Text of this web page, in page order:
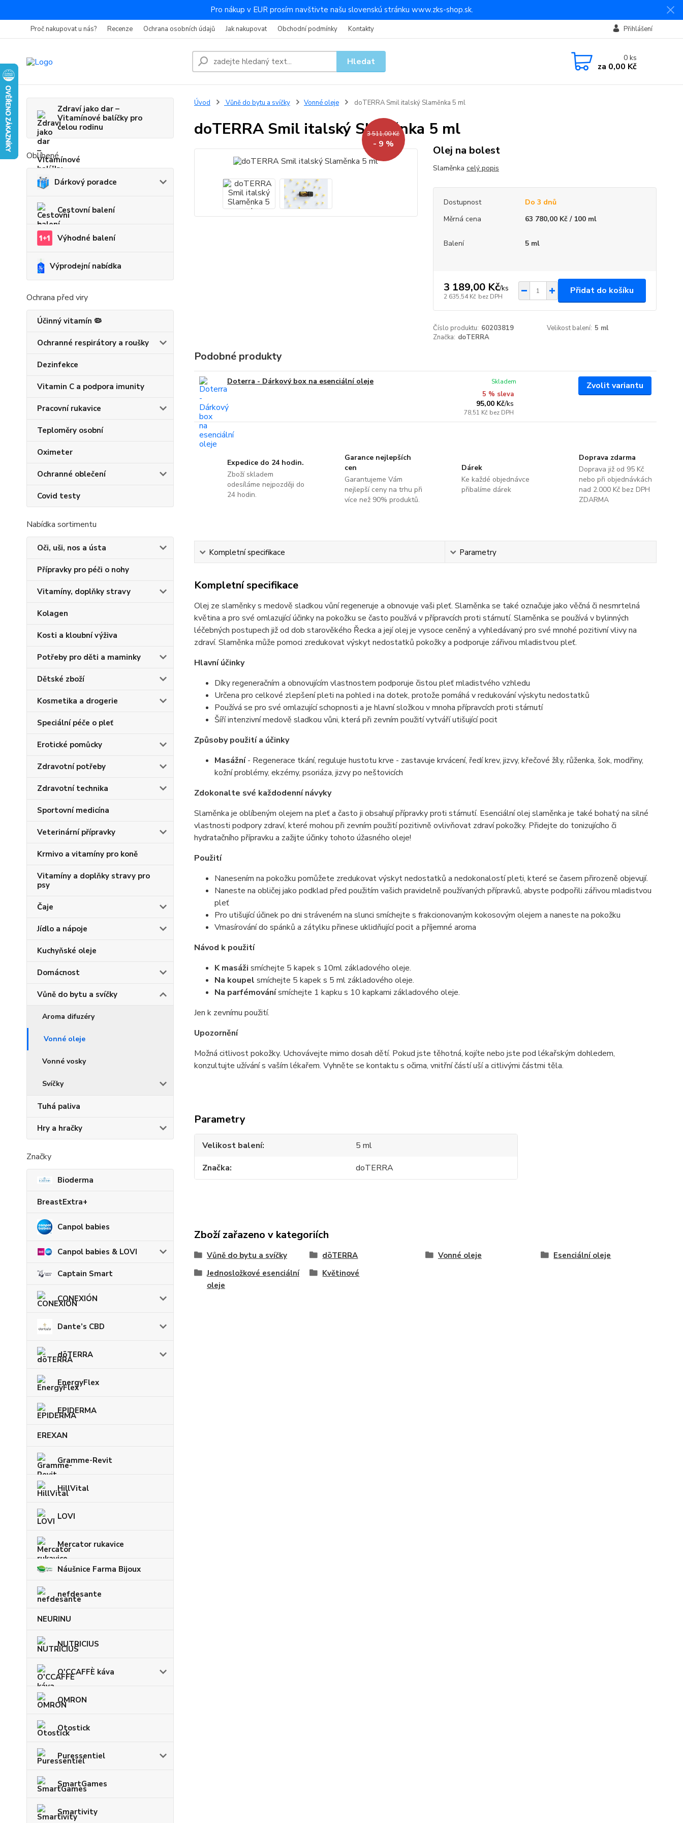
Pro nákup v EUR prosím navštivte našu slovenskú stránku www.zks-shop.sk.
Proč nakupovat u nás? Recenze Ochrana osobních údajů Jak nakupovat Obchodní podmínky Kontakty Přihlášení
Hledat 0ks
za 0,00 Kč
Zdraví jako dar –
Vitamínové balíčky pro
celou rodinu
Oblíbené
Dárkový poradce
Cestovní balení
Výhodné balení
Výprodejní nabídka
Ochrana před viry
Účinný vitamín 🦠
Ochranné respirátory a roušky
Dezinfekce
Vitamin C a podpora imunity
Pracovní rukavice
Teploměry osobní
Oximeter
Ochranné oblečení
Covid testy
Nabídka sortimentu
Oči, uši, nos a ústa
Přípravky pro péči o nohy
Vitamíny, doplňky stravy
Kolagen
Kosti a kloubní výživa
Potřeby pro děti a maminky
Dětské zboží
Kosmetika a drogerie
Speciální péče o pleť
Erotické pomůcky
Zdravotní potřeby
Zdravotní technika
Sportovní medicína
Veterinární přípravky
Krmivo a vitamíny pro koně
Vitamíny a doplňky stravy pro
psy
Čaje
Jídlo a nápoje
Kuchyňské oleje
Domácnost
Vůně do bytu a svíčky
Aroma difuzéry
Vonné oleje
Vonné vosky
Svíčky
Tuhá paliva
Hry a hračky
Značky
Bioderma
BreastExtra+
Canpol babies
Canpol babies & LOVI
Captain Smart
CONEXIÓN
Dante’s CBD
dōTERRA
EnergyFlex
EPIDERMA
EREXAN
Gramme-Revit
HillVital
LOVI
Mercator rukavice
Náušnice Farma Bijoux
nefdesante
NEURINU
NUTRICIUS
O'CCAFFÈ káva
OMRON
Otostick
Puressentiel
SmartGames
Smartivity
Úvod Vůně do bytu a svíčky Vonné oleje doTERRA Smil italský Slaměnka 5 ml
doTERRA Smil italský Slaměnka 5 ml
3 511,00 Kč
- 9 % Olej na bolest
Slaměnka celý popis
Dostupnost
Do 3 dnů
Měrná cena
63 780,00 Kč / 100 ml
Balení 5 ml
3 189,00 Kč/ks
2 635,54 Kč bez DPH
Přidat do košíku
Číslo produktu: 60203819 Velikost balení: 5 ml
Značka: doTERRA
Podobné produkty
Doterra - Dárkový box na esenciální oleje
5 % sleva
95,00 Kč/ks
78,51 Kč bez DPH
Skladem Zvolit variantu
Expedice do 24 hodin.
Zboží skladem
odesíláme nejpozději do
24 hodin.
Garance nejlepších
cen
Garantujeme Vám
nejlepší ceny na trhu při
více než 90% produktů.
Dárek
Ke každé objednávce
přibalíme dárek
Doprava zdarma
Doprava již od 95 Kč
nebo při objednávkách
nad 2.000 Kč bez DPH
ZDARMA
Kompletní specifikace Parametry
Kompletní specifikace
Olej ze slaměnky s medově sladkou vůní regeneruje a obnovuje vaši pleť. Slaměnka se také označuje jako věčná či nesmrtelná
květina a pro své omlazující účinky na pokožku se často používá v přípravcích proti stárnutí. Slaměnka se používá v bylinných
léčebných postupech již od dob starověkého Řecka a její olej je vysoce ceněný a vyhledávaný pro své mnohé pozitivní vlivy na
zdraví. Slaměnka může pomoci zredukovat výskyt nedostatků pokožky a podporuje zářivou mladistvou pleť.
Hlavní účinky
Díky regeneračním a obnovujícím vlastnostem podporuje čistou pleť mladistvého vzhledu
Určena pro celkové zlepšení pleti na pohled i na dotek, protože pomáhá v redukování výskytu nedostatků
Používá se pro své omlazující schopnosti a je hlavní složkou v mnoha přípravcích proti stárnutí
Šíří intenzivní medově sladkou vůni, která při zevním použití vytváří utišující pocit
Způsoby použití a účinky
Masážní- Regenerace tkání, reguluje hustotu krve - zastavuje krvácení, ředí krev, jizvy, křečové žíly, růženka, šok, modřiny,
kožní problémy, ekzémy, psoriáza, jizvy po neštovicích
Zdokonalte své každodenní návyky
Slaměnka je oblíbeným olejem na pleť a často ji obsahují přípravky proti stárnutí. Esenciální olej slaměnka je také bohatý na silné
vlastnosti podpory zdraví, které mohou při zevním použití pozitivně ovlivňovat zdraví pokožky. Přidejte do tonizujícího či
hydratačního přípravku a zažijte účinky tohoto úžasného oleje!
Použití
Nanesením na pokožku pomůžete zredukovat výskyt nedostatků a nedokonalostí pleti, které se časem přirozeně objevují.
Naneste na obličej jako podklad před použitím vašich pravidelně používaných přípravků, abyste podpořili zářivou mladistvou
pleť
Pro utišující účinek po dni stráveném na slunci smíchejte s frakcionovaným kokosovým olejem a naneste na pokožku
Vmasírování do spánků a zátylku přinese uklidňující pocit a příjemné aroma
Návod k použití
K masáži smíchejte 5 kapek s 10ml základového oleje.
Na koupel smíchejte 5 kapek s 5 ml základového oleje.
Na parfémovánísmíchejte 1 kapku s 10 kapkami základového oleje.
Jen k zevnímu použití.
Upozornění
Možná citlivost pokožky. Uchovávejte mimo dosah dětí. Pokud jste těhotná, kojíte nebo jste pod lékařským dohledem,
konzultujte užívání s vaším lékařem. Vyhněte se kontaktu s očima, vnitřní částí uší a citlivými částmi těla.
Parametry
Velikost balení
5 ml
Značka
doTERRA
Zboží zařazeno v kategoriích
Vůně do bytu a svíčky dōTERRA Vonné oleje
Esenciální oleje
Jednosložkové esenciální
oleje
Květinové